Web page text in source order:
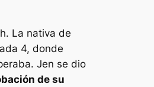
La nativa de
4, donde
Jen se dio
de su